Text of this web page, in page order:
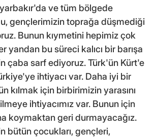
ve tüm bölgede
gençlerimizin toprağa düşmediği
Bunun kıymetini hepimiz çok
yandan bu süreci kalıcı bir barışa
çaba sarf ediyoruz. Türk'ün Kürt'e
ihtiyacı var. Daha iyi bir
kılmak için birbirimizin yarasını
ihtiyacımız var. Bunun için
koymaktan geri durmayacağız.
bütün çocukları, gençleri,